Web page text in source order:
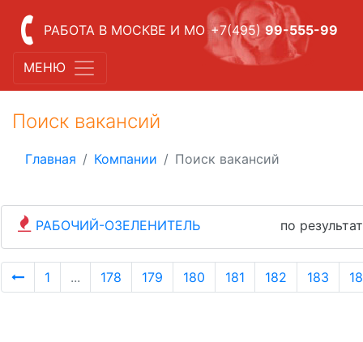
РАБОТА В МОСКВЕ И МО +7(495) 99-555-99
МЕНЮ
Поиск вакансий
Главная Компании Поиск вакансий
РАБОЧИЙ-ОЗЕЛЕНИТЕЛЬ по
1 ... 178 179 180 181 182 183